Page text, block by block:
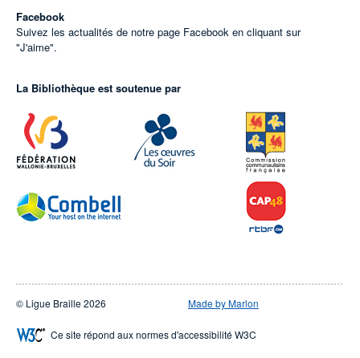
Facebook
Suivez les actualités de notre page Facebook en cliquant sur
"J'aime".
La Bibliothèque est soutenue par
© Ligue Braille 2026 Made by Marlon
Ce site répond aux normes d'accessibilité W3C